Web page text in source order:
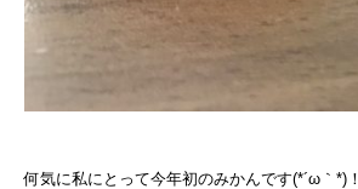
何気に私にとって今年初のみかんです(*´ω｀*)！